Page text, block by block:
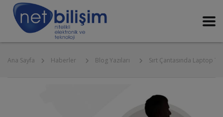
Ana Sayfa Haberler Blog Yazıları Sırt Çantasında Laptop